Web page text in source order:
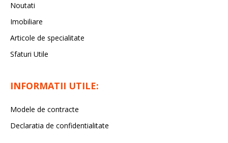
Noutati
Imobiliare
Articole de specialitate
Sfaturi Utile
INFORMATII UTILE:
Modele de contracte
Declaratia de confidentialitate